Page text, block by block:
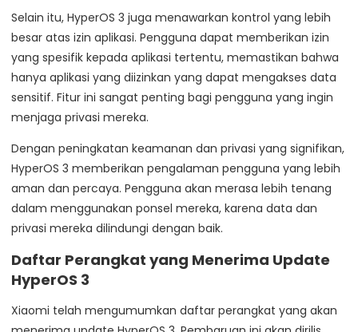
Selain itu, HyperOS 3 juga menawarkan kontrol yang lebih
besar atas izin aplikasi. Pengguna dapat memberikan izin
yang spesifik kepada aplikasi tertentu, memastikan bahwa
hanya aplikasi yang diizinkan yang dapat mengakses data
sensitif. Fitur ini sangat penting bagi pengguna yang ingin
menjaga privasi mereka.
Dengan peningkatan keamanan dan privasi yang signifikan,
HyperOS 3 memberikan pengalaman pengguna yang lebih
aman dan percaya. Pengguna akan merasa lebih tenang
dalam menggunakan ponsel mereka, karena data dan
privasi mereka dilindungi dengan baik.
Daftar Perangkat yang Menerima Update
HyperOS 3
Xiaomi telah mengumumkan daftar perangkat yang akan